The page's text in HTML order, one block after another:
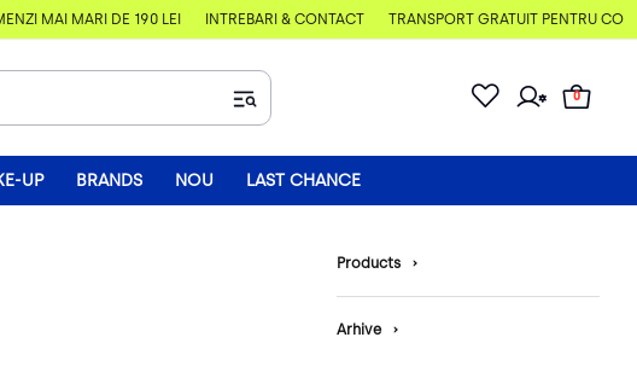
MAI MARI DE 190 LEI ÎNTREBĂRI & CONTACT TRANSPORT GRATUIT PENTRU
0
UP BRANDS NOU LAST CHANCE
Products ›
Arhive ›